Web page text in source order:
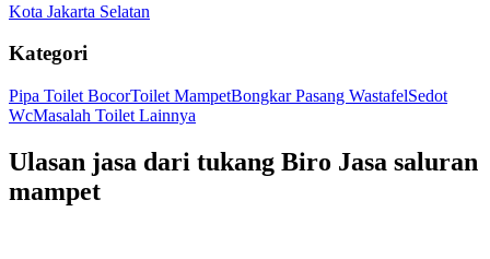
Kota Jakarta Selatan
Kategori
Pipa Toilet BocorToilet MampetBongkar Pasang WastafelSedot
WcMasalah Toilet Lainnya
Ulasan jasa dari tukang Biro Jasa saluran
mampet